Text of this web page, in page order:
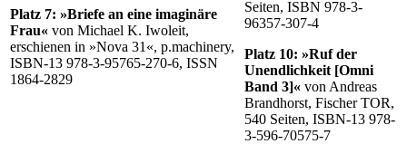
Platz 7: »Briefe an eine imaginäre
Frau« von Michael K. Iwoleit,
erschienen in »Nova 31«, p.machinery,
ISBN-13 978-3-95765-270-6, ISSN
1864-2829
Seiten, ISBN 978-3-
96357-307-4
Platz 10: »Ruf der
Unendlichkeit [Omni
Band 3]« von Andreas
Brandhorst, Fischer TOR,
540 Seiten, ISBN-13 978-
3-596-70575-7